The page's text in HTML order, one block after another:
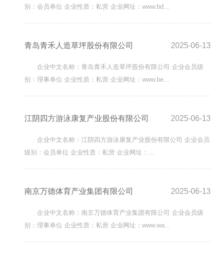
别：会员单位 企业性质：私营 企业网址：www.bd...
青岛青禾人造草坪股份有限公司 2025-06-13
企业中文名称：青岛青禾人造草坪股份有限公司 企业会员级
别：理事单位 企业性质：私营 企业网址：www.be...
江阴四方游泳康复产业股份有限公司 2025-06-13
企业中文名称：江阴四方游泳康复产业股份有限公司 企业会员
级别：会员单位 企业性质：私营 企业网址：...
南京万德体育产业集团有限公司 2025-06-13
企业中文名称：南京万德体育产业集团有限公司 企业会员级
别：理事单位 企业性质：私营 企业网址：www.wa...